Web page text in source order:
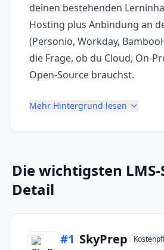
deinen bestehenden
Hosting plus Anbindung an
(Personio, Workday,
die Frage, ob du Cloud, On-
Open-Source brauchst.
Mehr Hintergrund lesen
Die wichtigsten
Detail
#1 SkyPrep